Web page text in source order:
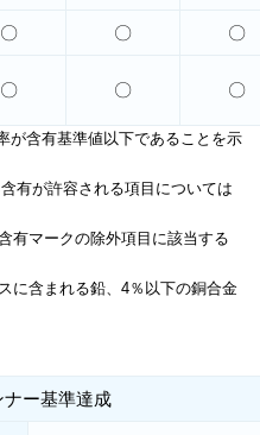
〇 〇 〇
〇 〇 〇
が含有基準値以下であることを示
有が許容される項目については
マークの除外項目に該当する
含まれる鉛、4％以下の銅合金
ナー基準達成